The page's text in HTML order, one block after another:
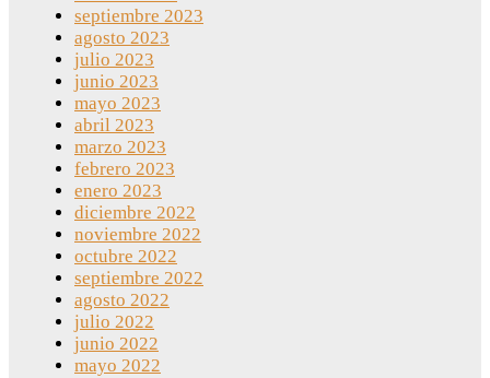
septiembre 2023
agosto 2023
julio 2023
junio 2023
mayo 2023
abril 2023
marzo 2023
febrero 2023
enero 2023
diciembre 2022
noviembre 2022
octubre 2022
septiembre 2022
agosto 2022
julio 2022
junio 2022
mayo 2022